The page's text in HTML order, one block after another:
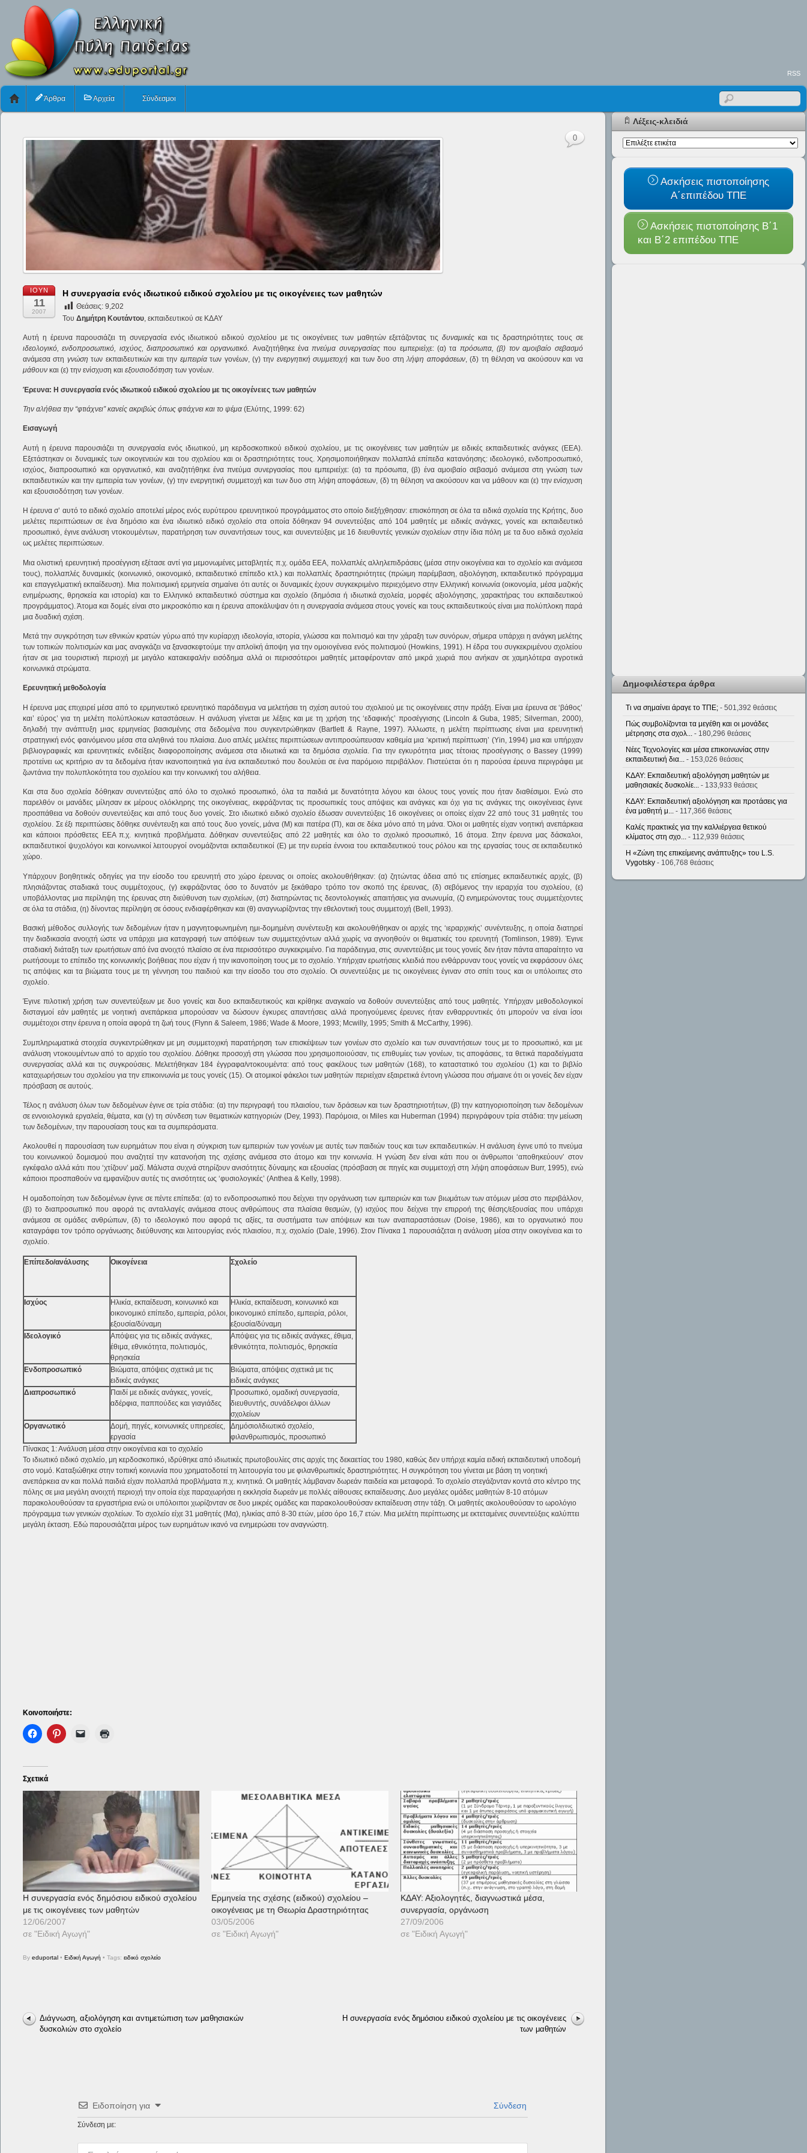
RSS
Άρθρα Αρχεία Σύνδεσμοι
ΙΟΎΝ
11
2007
Η συνεργασία ενός ιδιωτικού ειδικού σχολείου με τις οικογένειες των μαθητών
Θεάσεις: 9,202
Του Δημήτρη Κουτάντου, εκπαιδευτικού σε ΚΔΑΥ
Αυτή η έρευνα παρουσιάζει τη συνεργασία ενός ιδιωτικού ειδικού σχολείου με τις οικογένειες των μαθητών εξετάζοντας τις δυναμικέςκαι τις δραστηριότητες τους σε
ιδεολογικό, ενδοπροσωπικό, ισχύος, διαπροσωπικό και οργανωτικό. Αναζητήθηκε έναπνεύμα συνεργασίαςπου εμπεριείχε: (α) τα πρόσωπα, (β) τον αμοιβαίο σεβασμό
ανάμεσα στη γνώση των εκπαιδευτικών και την εμπειρίατων γονέων, (γ) την ενεργητική συμμετοχή και των δυο στηλήψη αποφάσεων, (δ) τη θέληση να ακούσουν και να
μάθουν και (ε) την ενίσχυση και εξουσιοδότηση των γονέων.
Έρευνα: Η συνεργασία ενός ιδιωτικού ειδικού σχολείου με τις οικογένειες των μαθητών
Την αλήθεια την “φτιάχνει” κανείς ακριβώς όπως φτιάχνει και το ψέμα (Ελύτης, 1999: 62)
Εισαγωγή
Αυτή η έρευνα παρουσιάζει τη συνεργασία ενός ιδιωτικού, μη κερδοσκοπικού ειδικού σχολείου, με τις οικογένειες των μαθητών με ειδικές εκπαιδευτικές ανάγκες (ΕΕΑ).
Εξετάστηκαν οι δυναμικές των οικογενειών και του σχολείου και οι δραστηριότητες τους. Χρησιμοποιήθηκαν πολλαπλά επίπεδα κατανόησης: ιδεολογικό, ενδοπροσωπικό,
ισχύος, διαπροσωπικό και οργανωτικό, και αναζητήθηκε ένα πνεύμα συνεργασίας που εμπεριείχε: (α) τα πρόσωπα, (β) ένα αμοιβαίο σεβασμό ανάμεσα στη γνώση των
εκπαιδευτικών και την εμπειρία των γονέων, (γ) την ενεργητική συμμετοχή και των δυο στη λήψη αποφάσεων, (δ) τη θέληση να ακούσουν και να μάθουν και (ε) την ενίσχυση
και εξουσιοδότηση των γονέων.
Η έρευνα σ’ αυτό το ειδικό σχολείο αποτελεί μέρος ενός ευρύτερου ερευνητικού προγράμματος στο οποίο διεξήχθησαν: επισκόπηση σε όλα τα ειδικά σχολεία της Κρήτης, δυο
μελέτες περιπτώσεων σε ένα δημόσιο και ένα ιδιωτικό ειδικό σχολείο στα οποία δόθηκαν 94 συνεντεύξεις από 104 μαθητές με ειδικές ανάγκες, γονείς και εκπαιδευτικό
προσωπικό, έγινε ανάλυση ντοκουμέντων, παρατήρηση των συναντήσεων τους, και συνεντεύξεις με 16 διευθυντές γενικών σχολείων στην ίδια πόλη με τα δυο ειδικά σχολεία
ως μελέτες περιπτώσεων.
Μια ολιστική ερευνητική προσέγγιση εξέτασε αντί για μεμονωμένες μεταβλητές π.χ. ομάδα ΕΕΑ, πολλαπλές αλληλεπιδράσεις (μέσα στην οικογένεια και το σχολείο και ανάμεσα
τους), πολλαπλές δυναμικές (κοινωνικό, οικονομικό, εκπαιδευτικό επίπεδο κτλ.) και πολλαπλές δραστηριότητες (πρώιμη παρέμβαση, αξιολόγηση, εκπαιδευτικό πρόγραμμα
και επαγγελματική εκπαίδευση). Μια πολιτισμική ερμηνεία σημαίνει ότι αυτές οι δυναμικές έχουν συγκεκριμένο περιεχόμενο στην Ελληνική κοινωνία (οικονομία, μέσα μαζικής
ενημέρωσης, θρησκεία και ιστορία) και το Ελληνικό εκπαιδευτικό σύστημα και σχολείο (δημόσια ή ιδιωτικά σχολεία, μορφές αξιολόγησης, χαρακτήρας του εκπαιδευτικού
προγράμματος). Άτομα και δομές είναι στο μικροσκόπιο και η έρευνα αποκάλυψαν ότι η συνεργασία ανάμεσα στους γονείς και τους εκπαιδευτικούς είναι μια πολύπλοκη παρά
μια δυαδική σχέση.
Μετά την συγκρότηση των εθνικών κρατών γύρω από την κυρίαρχη ιδεολογία, ιστορία, γλώσσα και πολιτισμό και την χάραξη των συνόρων, σήμερα υπάρχει η ανάγκη μελέτης
των τοπικών πολιτισμών και μας αναγκάζει να ξανασκεφτούμε την απλοϊκή άποψη για την ομοιογένεια ενός πολιτισμού (Howkins, 1991). Η έδρα του συγκεκριμένου σχολείου
ήταν σε μια τουριστική περιοχή με μεγάλο κατακεφαλήν εισόδημα αλλά οι περισσότεροι μαθητές μεταφέρονταν από μικρά χωριά που ανήκαν σε χαμηλότερα αγροτικά
κοινωνικά στρώματα.
Ερευνητική μεθοδολογία
Η έρευνα μας επιχειρεί μέσα από το ερμηνευτικό ερευνητικό παράδειγμα να μελετήσει τη σχέση αυτού του σχολειού με τις οικογένειες στην πράξη. Είναι μια έρευνα σε ‘βάθος’
και’ εύρος’ για τη μελέτη πολύπλοκων καταστάσεων. Η ανάλυση γίνεται με λέξεις και με τη χρήση της ‘εδαφικής’ προσέγγισης (Lincoln & Guba, 1985; Silverman, 2000),
δηλαδή την ανάπτυξη μιας ερμηνείας βασισμένης στα δεδομένα που συγκεντρώθηκαν (Bartlett & Rayne, 1997). Άλλωστε, η μελέτη περίπτωσης είναι μια ερευνητική
στρατηγική ενός φαινόμενου μέσα στα αληθινά του πλαίσια. Δυο απλές μελέτες περιπτώσεων αντιπροσώπευσαν καθεμία μια ‘κριτική περίπτωση’ (Yin, 1994) μια και υπήρχαν
βιβλιογραφικές και ερευνητικές ενδείξεις διαφοροποίησης ανάμεσα στα ιδιωτικά και τα δημόσια σχολεία. Για την εγκυρότητα μιας τέτοιας προσέγγισης ο Bassey (1999)
προτείνει ως κριτήριο αν τα δεδομένα ήταν ικανοποιητικά για ένα εκπαιδευτικό που δουλεύει σε ένα παρόμοιο περιβάλλον. Πιστεύεται ότι η παρούσα έρευνα περιγράφει με
ζωντάνια την πολυπλοκότητα του σχολείου και την κοινωνική του αλήθεια.
Και στα δυο σχολεία δόθηκαν συνεντεύξεις από όλο το σχολικό προσωπικό, όλα τα παιδιά με δυνατότητα λόγου και όλους τους γονείς που ήταν διαθέσιμοι. Ενώ στο
παρελθόν οι μανάδες μίλησαν εκ μέρους ολόκληρης της οικογένειας, εκφράζοντας τις προσωπικές τους απόψεις και ανάγκες και όχι για τις ανάγκες της οικογένειας έγινε
προσπάθεια να δοθούν συνεντεύξεις και από τους δυο γονείς. Στο ιδιωτικό ειδικό σχολείο έδωσαν συνεντεύξεις 16 οικογένειες οι οποίες είχαν 22 από τους 31 μαθητές του
σχολείου. Σε έξι περιπτώσεις δόθηκε συνέντευξη και από τους δυο γονείς, μάνα (Μ) και πατέρα (Π), και σε δέκα μόνο από τη μάνα. Όλοι οι μαθητές είχαν νοητική ανεπάρκεια
και κάποιοι πρόσθετες ΕΕΑ π.χ. κινητικά προβλήματα. Δόθηκαν συνεντεύξεις από 22 μαθητές και όλο το σχολικό προσωπικό, 16 άτομα. Στην έρευνα μας δάσκαλοι,
εκπαιδευτικοί ψυχολόγοι και κοινωνικοί λειτουργοί ονομάζονται εκπαιδευτικοί (Ε) με την ευρεία έννοια του εκπαιδευτικού τους ρόλου και της εργασίας τους σε εκπαιδευτικό
χώρο.
Υπάρχουν βοηθητικές οδηγίες για την είσοδο του ερευνητή στο χώρο έρευνας οι οποίες ακολουθήθηκαν: (α) ζητώντας άδεια από τις επίσημες εκπαιδευτικές αρχές, (β)
πλησιάζοντας σταδιακά τους συμμέτοχους, (γ) εκφράζοντας όσο το δυνατόν με ξεκάθαρο τρόπο τον σκοπό της έρευνας, (δ) σεβόμενος την ιεραρχία του σχολείου, (ε)
υποβάλλοντας μια περίληψη της έρευνας στη διεύθυνση των σχολείων, (στ) διατηρώντας τις δεοντολογικές απαιτήσεις για ανωνυμία, (ζ) ενημερώνοντας τους συμμετέχοντες
σε όλα τα στάδια, (η) δίνοντας περίληψη σε όσους ενδιαφέρθηκαν και (θ) αναγνωρίζοντας την εθελοντική τους συμμετοχή (Bell, 1993).
Βασική μέθοδος συλλογής των δεδομένων ήταν η μαγνητοφωνημένη ημι-δομημένη συνέντευξη και ακολουθήθηκαν οι αρχές της ‘ιεραρχικής’ συνέντευξης, η οποία διατηρεί
την διαδικασία ανοιχτή ώστε να υπάρχει μια καταγραφή των απόψεων των συμμετεχόντων αλλά χωρίς να αγνοηθούν οι θεματικές του ερευνητή (Tomlinson, 1989). Έγινε
σταδιακή διάταξη των ερωτήσεων από ένα ανοιχτό πλαίσιο σε ένα περισσότερο συγκεκριμένο. Για παράδειγμα, στις συνεντεύξεις με τους γονείς δεν ήταν πάντα απαραίτητο να
ρωτήσουμε το επίπεδο της κοινωνικής βοήθειας που είχαν ή την ικανοποίηση τους με το σχολείο. Υπήρχαν ερωτήσεις κλειδιά που ενθάρρυναν τους γονείς να εκφράσουν όλες
τις απόψεις και τα βιώματα τους με τη γέννηση του παιδιού και την είσοδο του στο σχολείο. Οι συνεντεύξεις με τις οικογένειες έγιναν στο σπίτι τους και οι υπόλοιπες στο
σχολείο.
Έγινε πιλοτική χρήση των συνεντεύξεων με δυο γονείς και δυο εκπαιδευτικούς και κρίθηκε αναγκαίο να δοθούν συνεντεύξεις από τους μαθητές. Υπήρχαν μεθοδολογικοί
δισταγμοί εάν μαθητές με νοητική ανεπάρκεια μπορούσαν να δώσουν έγκυρες απαντήσεις αλλά προηγούμενες έρευνες ήταν ενθαρρυντικές ότι μπορούν να είναι ίσοι
συμμέτοχοι στην έρευνα η οποία αφορά τη ζωή τους (Flynn & Saleem, 1986; Wade & Moore, 1993; Mcwilly, 1995; Smith & McCarthy, 1996).
Συμπληρωματικά στοιχεία συγκεντρώθηκαν με μη συμμετοχική παρατήρηση των επισκέψεων των γονέων στο σχολείο και των συναντήσεων τους με το προσωπικό, και με
ανάλυση ντοκουμέντων από το αρχείο του σχολείου. Δόθηκε προσοχή στη γλώσσα που χρησιμοποιούσαν, τις επιθυμίες των γονέων, τις αποφάσεις, τα θετικά παραδείγματα
συνεργασίας αλλά και τις συγκρούσεις. Μελετήθηκαν 184 έγγραφα/ντοκουμέντα: από τους φακέλους των μαθητών (168), το καταστατικό του σχολείου (1) και το βιβλίο
καταχωρήσεων του σχολείου για την επικοινωνία με τους γονείς (15). Οι ατομικοί φάκελοι των μαθητών περιείχαν εξαιρετικά έντονη γλώσσα που σήμαινε ότι οι γονείς δεν είχαν
πρόσβαση σε αυτούς.
Τέλος η ανάλυση όλων των δεδομένων έγινε σε τρία στάδια: (α) την περιγραφή του πλαισίου, των δράσεων και των δραστηριοτήτων, (β) την κατηγοριοποίηση των δεδομένων
σε εννοιολογικά εργαλεία, θέματα, και (γ) τη σύνδεση των θεματικών κατηγοριών (Dey, 1993). Παρόμοια, οι Miles και Huberman (1994) περιγράφουν τρία στάδια: την μείωση
των δεδομένων, την παρουσίαση τους και τα συμπεράσματα.
Ακολουθεί η παρουσίαση των ευρημάτων που είναι η σύγκριση των εμπειριών των γονέων με αυτές των παιδιών τους και των εκπαιδευτικών. Η ανάλυση έγινε υπό το πνεύμα
του κοινωνικού δομισμού που αναζητεί την κατανοήση της σχέσης ανάμεσα στο άτομο και την κοινωνία. Η γνώση δεν είναι κάτι που οι άνθρωποι ‘αποθηκεύουν’ στον
εγκέφαλο αλλά κάτι που ‘χτίζουν’ μαζί. Μάλιστα συχνά στηρίζουν ανισότητες δύναμης και εξουσίας (πρόσβαση σε πηγές και συμμετοχή στη λήψη αποφάσεων Burr, 1995), ενώ
κάποιοι προσπαθούν να εμφανίζουν αυτές τις ανισότητες ως ‘φυσιολογικές’ (Anthea & Kelly, 1998).
Η ομαδοποίηση των δεδομένων έγινε σε πέντε επίπεδα: (α) το ενδοπροσωπικό που δείχνει την οργάνωση των εμπειριών και των βιωμάτων των ατόμων μέσα στο περιβάλλον,
(β) το διαπροσωπικό που αφορά τις ανταλλαγές ανάμεσα στους ανθρώπους στα πλαίσια θεσμών, (γ) ισχύος που δείχνει την επιρροή της θέσης/εξουσίας που υπάρχει
ανάμεσα σε ομάδες ανθρώπων, (δ) το ιδεολογικό που αφορά τις αξίες, τα συστήματα των απόψεων και των αναπαραστάσεων (Doise, 1986), και το οργανωτικό που
καταγράφει τον τρόπο οργάνωσης διεύθυνσης και λειτουργίας ενός πλαισίου, π.χ. σχολείο (Dale, 1996). Στον Πίνακα 1 παρουσιάζεται η ανάλυση μέσα στην οικογένεια και το
σχολείο.
Επίπεδο/ανάλυσης Οικογένεια Σχολείο
Ισχύος
Ηλικία, εκπαίδευση, κοινωνικό και
οικονομικό επίπεδο, εμπειρία, ρόλοι,
εξουσία/δύναμη
Ηλικία, εκπαίδευση, κοινωνικό και
οικονομικό επίπεδο, εμπειρία, ρόλοι,
εξουσία/δύναμη
Ιδεολογικό
Απόψεις για τις ειδικές ανάγκες,
έθιμα, εθνικότητα, πολιτισμός,
θρησκεία
Απόψεις για τις ειδικές ανάγκες, έθιμα,
εθνικότητα, πολιτισμός, θρησκεία
Ενδοπροσωπικό
Βιώματα, απόψεις σχετικά με τις
ειδικές ανάγκες
Βιώματα, απόψεις σχετικά με τις
ειδικές ανάγκες
Διαπροσωπικό
Παιδί με ειδικές ανάγκες, γονείς,
αδέρφια, παππούδες και γιαγιάδες
Προσωπικό, ομαδική συνεργασία,
διευθυντής, συνάδελφοι άλλων
σχολείων
Οργανωτικό
Δομή, πηγές, κοινωνικές υπηρεσίες,
εργασία
Δημόσιο/ιδιωτικό σχολείο,
φιλανθρωπισμός, προσωπικό
Πίνακας 1: Ανάλυση μέσα στην οικογένεια και το σχολείο
Το ιδιωτικό ειδικό σχολείο, μη κερδοσκοπικό, ιδρύθηκε από ιδιωτικές πρωτοβουλίες στις αρχές της δεκαετίας του 1980, καθώς δεν υπήρχε καμία ειδική εκπαιδευτική υποδομή
στο νομό. Καταξιώθηκε στην τοπική κοινωνία που χρηματοδοτεί τη λειτουργία του με φιλανθρωπικές δραστηριότητες. Η συγκρότηση του γίνεται με βάση τη νοητική
ανεπάρκεια αν και πολλά παιδιά είχαν πολλαπλά προβλήματα π.χ. κινητικά. Οι μαθητές λάμβαναν δωρεάν παιδεία και μεταφορά. Το σχολείο στεγάζονταν κοντά στο κέντρο της
πόλης σε μια μεγάλη ανοιχτή περιοχή την οποία είχε παραχωρήσει η εκκλησία δωρεάν με πολλές αίθουσες εκπαίδευσης. Δυο μεγάλες ομάδες μαθητών 8-10 ατόμων
παρακολουθούσαν τα εργαστήρια ενώ οι υπόλοιποι χωρίζονταν σε δυο μικρές ομάδες και παρακολουθούσαν εκπαίδευση στην τάξη. Οι μαθητές ακολουθούσαν το ωρολόγιο
πρόγραμμα των γενικών σχολείων. Το σχολείο είχε 31 μαθητές (Μα), ηλικίας από 8-30 ετών, μέσο όρο 16,7 ετών. Μια μελέτη περίπτωσης με εκτεταμένες συνεντεύξεις καλύπτει
μεγάλη έκταση. Εδώ παρουσιάζεται μέρος των ευρημάτων ικανό να ενημερώσει τον αναγνώστη.
Κοινοποιήστε:
Σχετικά
Η συνεργασία ενός δημόσιου ειδικού σχολείου
με τις οικογένειες των μαθητών
12/06/2007
σε "Ειδική Αγωγή"
Ερμηνεία της σχέσης (ειδικού) σχολείου –
οικογένειας με τη Θεωρία Δραστηριότητας
03/05/2006
σε "Ειδική Αγωγή"
ΚΔΑΥ: Αξιολογητές, διαγνωστικά μέσα,
συνεργασία, οργάνωση
27/09/2006
σε "Ειδική Αγωγή"
By eduportal • Ειδική Αγωγή
0
• Tags: ειδικό σχολείο
Διάγνωση, αξιολόγηση και αντιμετώπιση των μαθησιακών
δυσκολιών στο σχολείο
Η συνεργασία ενός δημόσιου ειδικού σχολείου με τις οικογένειες
των μαθητών
Ειδοποίηση για Σύνδεση
Σύνδεση με:
Λέξεις-κλειδιά
Ασκήσεις πιστοποίησης
Α΄επιπέδου ΤΠΕ
Ασκήσεις πιστοποίησης Β΄1
και B΄2 επιπέδου ΤΠΕ
Δημοφιλέστερα άρθρα
Τι να σημαίνει άραγε το ΤΠΕ;- 501,392 θεάσεις
Πώς συμβολίζονται τα μεγέθη και οι μονάδες
μέτρησης στα σχολ...- 180,296 θεάσεις
Νέες Τεχνολογίες και μέσα επικοινωνίας στην
εκπαιδευτική δια...- 153,026 θεάσεις
ΚΔΑΥ: Εκπαιδευτική αξιολόγηση μαθητών με
μαθησιακές δυσκολίε...- 133,933 θεάσεις
ΚΔΑΥ: Εκπαιδευτική αξιολόγηση και προτάσεις για
ένα μαθητή μ...- 117,366 θεάσεις
Καλές πρακτικές για την καλλιέργεια θετικού
κλίματος στη σχο...- 112,939 θεάσεις
Η «Ζώνη της επικείμενης ανάπτυξης» του L.S.
Vygotsky- 106,768 θεάσεις